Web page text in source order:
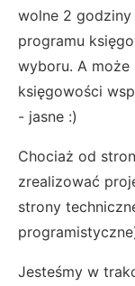
wolne 2 godziny
programu
wyboru. A
księgowości
- jasne :)
Chociaż od
zrealizować
strony
Jesteśmy w